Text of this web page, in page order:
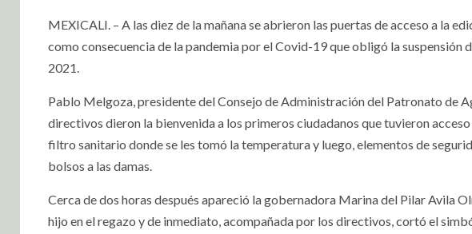
MEXICALI. – A las diez de la mañana se abrieron las puertas de acceso a la
como consecuencia de la pandemia por el Covid-19 que obligó la suspensión
2021.
Pablo Melgoza, presidente del Consejo de Administración del Patronato de
directivos dieron la bienvenida a los primeros ciudadanos que tuvieron
filtro sanitario donde se les tomó la temperatura y luego, elementos de
bolsos a las damas.
Cerca de dos horas después apareció la gobernadora Marina del Pilar Avila
hijo en el regazo y de inmediato, acompañada por los directivos, cortó el